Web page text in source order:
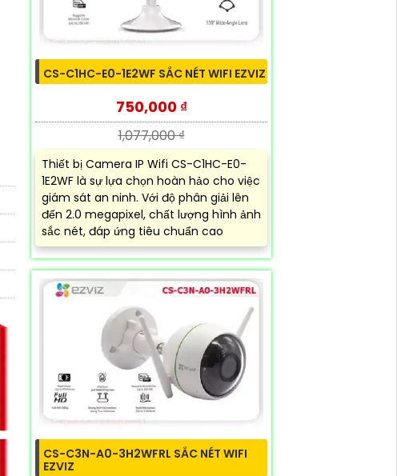
CS-C1HC-E0-1E2WF SẮC NÉT WIFI EZVIZ
750,000 ₫
1,077,000 ₫
Thiết bị Camera IP Wifi CS-C1HC-E0-
1E2WF là sự lựa chọn hoàn hảo cho việc
giám sát an ninh. Với độ phân giải lên
đến 2.0 megapixel, chất lượng hình ảnh
sắc nét, đáp ứng tiêu chuẩn cao
CS-C3N-A0-3H2WFRL SẮC NÉT WIFI
EZVIZ